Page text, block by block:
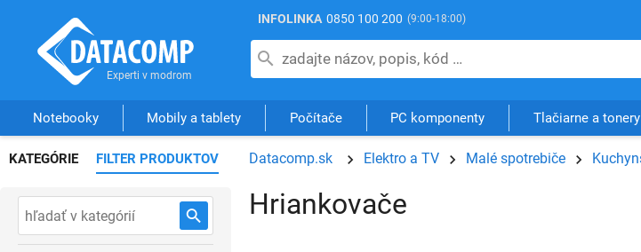
INFOLINKA 0850 100 200 (9:00-18:00)
Notebooky Mobily a tablety Počítače PC komponenty Tlačiarne a tonery
KATEGÓRIE FILTER PRODUKTOV Datacomp.sk Elektro a TV Malé spotrebiče
Hriankovače